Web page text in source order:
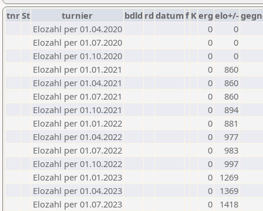
tnrSt turnier bdld rd datumf Kerg elo+/-
Elozahl per 01.04.2020
0
0
Elozahl per 01.07.2020
0
0
Elozahl per 01.10.2020
0
0
Elozahl per 01.01.2021
0
860
Elozahl per 01.04.2021
0
860
Elozahl per 01.07.2021
0
860
Elozahl per 01.10.2021
0
894
Elozahl per 01.01.2022
0
881
Elozahl per 01.04.2022
0
977
Elozahl per 01.07.2022
0
983
Elozahl per 01.10.2022
0
997
Elozahl per 01.01.2023
0
1269
Elozahl per 01.04.2023
0
1369
Elozahl per 01.07.2023
0
1418